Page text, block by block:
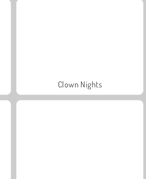
Clown Nights